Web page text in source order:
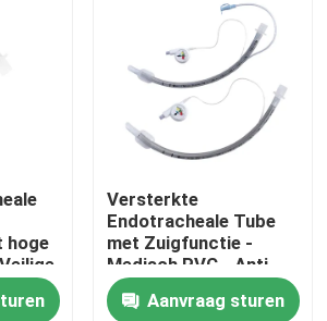
hoge
-
Versterkte
Endotracheale Tube
met Zuigfunctie -
Medisch PVC - Anti-
resistent - CE & ISO
Gecertificeerd
Aanvraag sturen